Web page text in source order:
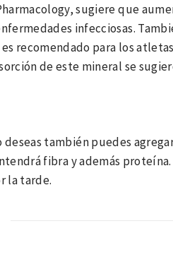
sugiere que
infecciosas.
recomendado para los
de este mineral se
también puedes
fibra y además proteína.
la tarde.